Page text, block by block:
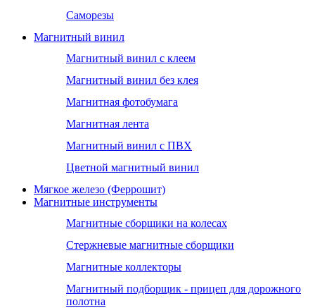
Саморезы
Магнитный винил
Магнитный винил с клеем
Магнитный винил без клея
Магнитная фотобумага
Магнитная лента
Магнитный винил с ПВХ
Цветной магнитный винил
Мягкое железо (Феррошит)
Магнитные инструменты
Магнитные сборщики на колесах
Стержневые магнитные сборщики
Магнитные коллекторы
Магнитный подборщик - прицеп для дорожного
полотна